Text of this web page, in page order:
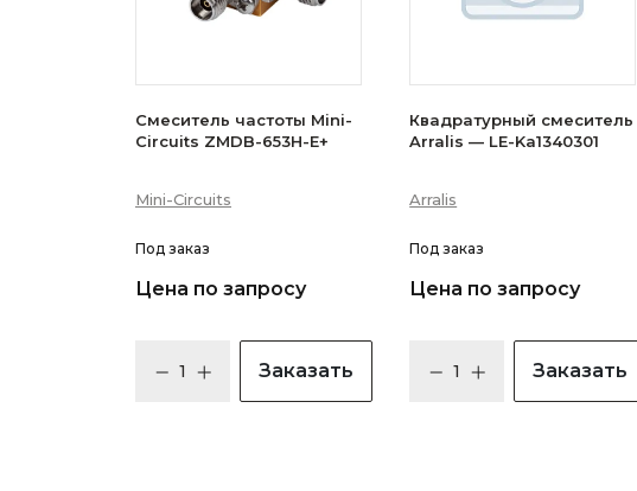
Смеситель частоты Mini-
Circuits ZMDB-653H-E+
Mini-Circuits
Под заказ
Цена по запросу
Заказать
Квадратурный смеситель
Arralis — LE-Ka1340301
Arralis
Под заказ
Цена по запросу
Заказать